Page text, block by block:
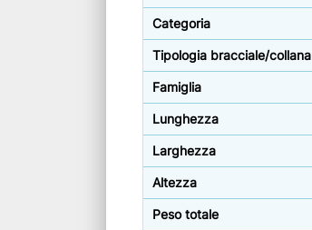
Categoria
Tipologia bracciale/collana
Famiglia
Lunghezza
Larghezza
Altezza
Peso totale